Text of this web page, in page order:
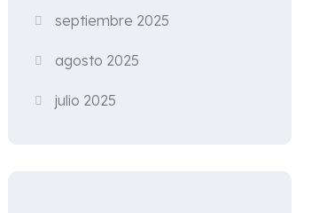
septiembre 2025
agosto 2025
julio 2025